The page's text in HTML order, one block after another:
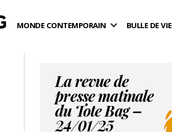
MONDE CONTEMPORAIN BULLE DE VIE
La revue de
presse matinale
du Tote Bag –
24/01/25